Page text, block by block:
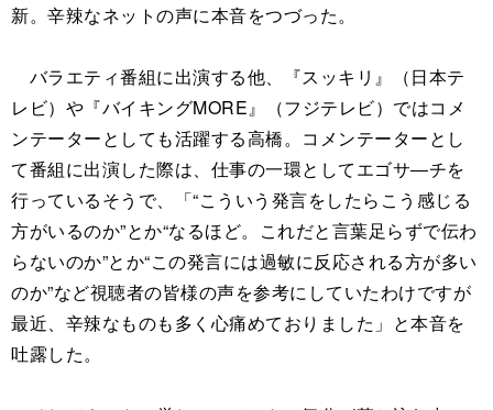
新。辛辣なネットの声に本音をつづった。
バラエティ番組に出演する他、『スッキリ』（日本テ
レビ）や『バイキングMORE』（フジテレビ）ではコメ
ンテーターとしても活躍する高橋。コメンテーターとし
て番組に出演した際は、仕事の一環としてエゴサ―チを
行っているそうで、「“こういう発言をしたらこう感じる
方がいるのか”とか“なるほど。これだと言葉足らずで伝わ
らないのか”とか“この発言には過敏に反応される方が多い
のか”など視聴者の皆様の声を参考にしていたわけですが
最近、辛辣なものも多く心痛めておりました」と本音を
吐露した。